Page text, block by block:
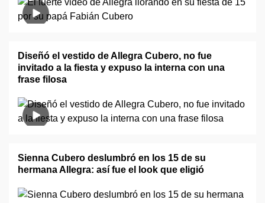
Diseñó el vestido de Allegra Cubero, no fue
invitado a la fiesta y expuso la interna con una
frase filosa
Sienna Cubero deslumbró en los 15 de su
hermana Allegra: así fue el look que eligió